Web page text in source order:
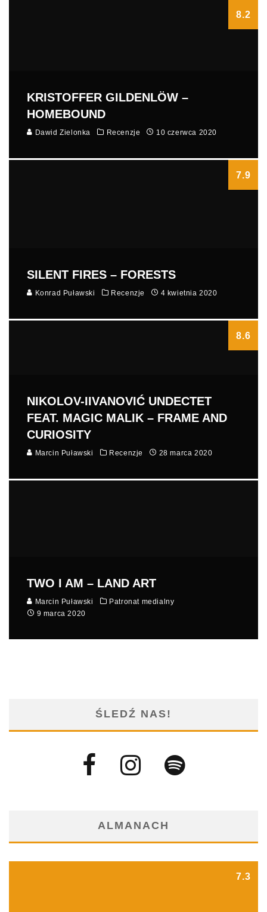
8.2
KRISTOFFER GILDENLÖW –
HOMEBOUND
Dawid Zielonka Recenzje 10 czerwca 2020
7.9
SILENT FIRES – FORESTS
Konrad Puławski Recenzje 4 kwietnia 2020
8.6
NIKOLOV-IIVANOVIĆ UNDECTET
FEAT. MAGIC MALIK – FRAME AND
CURIOSITY
Marcin Puławski Recenzje 28 marca 2020
TWO I AM – LAND ART
Marcin Puławski
Patronat medialny
9 marca 2020
ŚLEDŹ NAS!
ALMANACH
7.3